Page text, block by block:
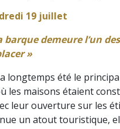
19 juillet
demeure l’un des
»
longtemps été le
les maisons étaient
leur ouverture sur les
un atout touristique,